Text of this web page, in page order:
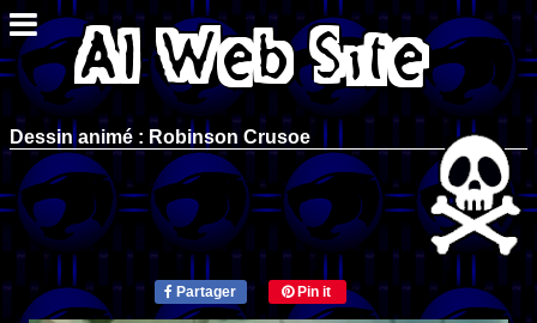
Dessin animé : Robinson Crusoe
Partager Pin it